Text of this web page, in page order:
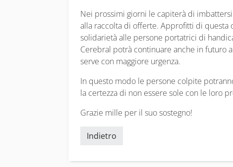
Nei prossimi giorni le capiterà di
alla raccolta di offerte. Approfitti di
solidarietà alle persone portatrici di
Cerebral potrà continuare anche in futuro
serve con maggiore urgenza.
In questo modo le persone colpite
la certezza di non essere sole con le loro
Grazie mille per il suo sostegno!
Indietro